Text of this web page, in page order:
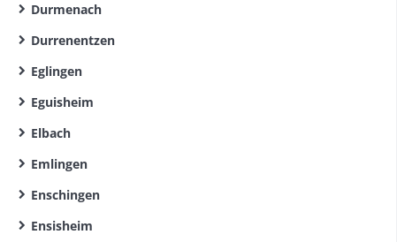
Durmenach
Durrenentzen
Eglingen
Eguisheim
Elbach
Emlingen
Enschingen
Ensisheim